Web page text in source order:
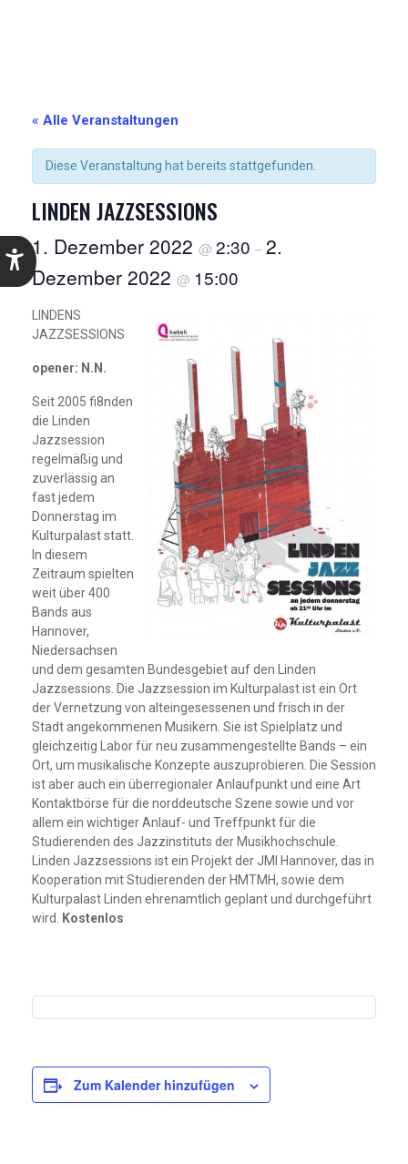
« Alle Veranstaltungen
Diese Veranstaltung hat bereits stattgefunden.
LINDEN JAZZSESSIONS
1. Dezember 2022 @ 2:30 –2.
Dezember 2022 @ 15:00
LINDENS
JAZZSESSIONS
opener: N.N.
Seit 2005 fi8nden
die Linden
Jazzsession
regelmäßig und
zuverlässig an
fast jedem
Donnerstag im
Kulturpalast statt.
In diesem
Zeitraum spielten
weit über 400
Bands aus
Hannover,
Niedersachsen
und dem gesamten Bundesgebiet auf den Linden
Jazzsessions. Die Jazzsession im Kulturpalast ist ein Ort
der Vernetzung von alteingesessenen und frisch in der
Stadt angekommenen Musikern. Sie ist Spielplatz und
gleichzeitig Labor für neu zusammengestellte Bands – ein
Ort, um musikalische Konzepte auszuprobieren. Die Session
ist aber auch ein überregionaler Anlaufpunkt und eine Art
Kontaktbörse für die norddeutsche Szene sowie und vor
allem ein wichtiger Anlauf- und Treffpunkt für die
Studierenden des Jazzinstituts der Musikhochschule.
Linden Jazzsessions ist ein Projekt der JMI Hannover, das in
Kooperation mit Studierenden der HMTMH, sowie dem
Kulturpalast Linden ehrenamtlich geplant und durchgeführt
wird.
Kostenlos
Zum Kalender hinzufügen